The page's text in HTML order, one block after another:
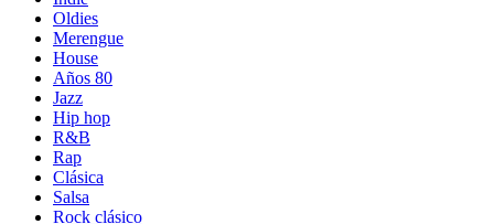
Oldies
Merengue
House
Años 80
Jazz
Hip hop
R&B
Rap
Clásica
Salsa
Rock clásico